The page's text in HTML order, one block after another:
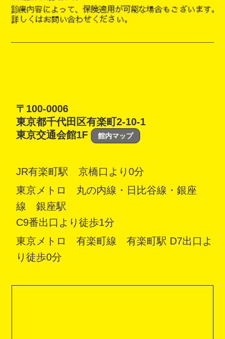
〒100-0006
東京都千代田区有楽町2-10-1
東京交通会館1F
館内マップ
JR有楽町駅 京橋口より0分
東京メトロ 丸の内線・日比谷線・銀座
線 銀座駅
C9番出口より徒歩1分
東京メトロ 有楽町線 有楽町駅 D7出口よ
り徒歩0分